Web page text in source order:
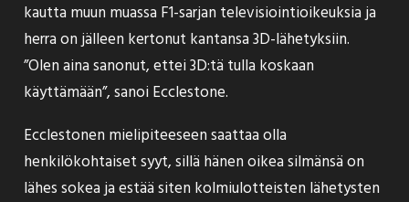
kautta muun muassa F1-sarjan televisiointioikeuksia ja
herra on jälleen kertonut kantansa 3D-lähetyksiin.
”Olen aina sanonut, ettei 3D:tä tulla koskaan
käyttämään”,sanoiEcclestone.
Ecclestonen mielipiteeseen saattaa olla
henkilökohtaiset syyt, sillä hänen oikea silmänsä on
lähes sokea ja estää siten kolmiulotteisten lähetysten